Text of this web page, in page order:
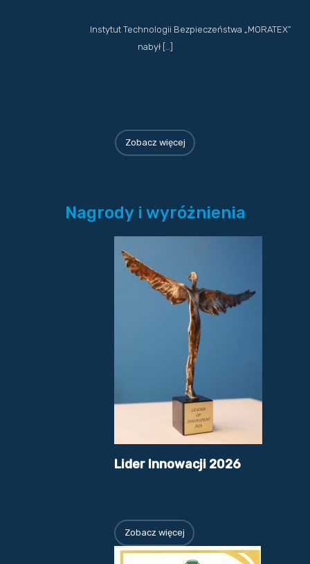
Instytut Technologii Bezpieczeństwa „MORATEX”
nabył […]
Zobacz więcej
Nagrody i wyróżnienia
Lider Innowacji 2026
Zobacz więcej